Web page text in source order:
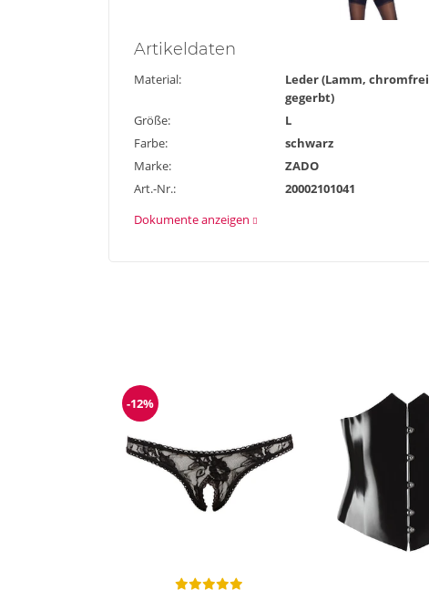
Artikeldaten
Material:
Leder (Lamm, chromfrei
gegerbt)
Größe:
L
Farbe:
schwarz
Marke:
ZADO
Art.-Nr.:
20002101041
Dokumente anzeigen
Reduzierung
-12%